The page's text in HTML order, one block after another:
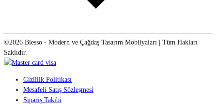
©2026 Biesso - Modern ve Çağdaş Tasarım Mobilyaları | Tüm Hakları
Saklıdır.
Gizlilik Politikası
Mesafeli Satış Sözleşmesi
Sipariş Takibi